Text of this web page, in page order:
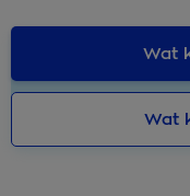
Wat
Wat